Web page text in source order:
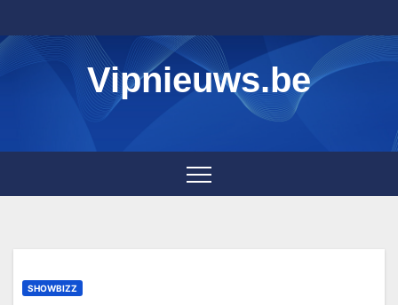
to
content
Vipnieuws.be
SHOWBIZZ